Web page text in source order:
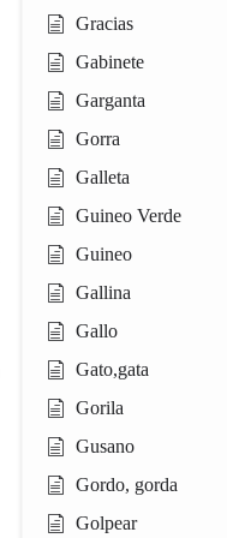
Gracias
Gabinete
Garganta
Gorra
Galleta
Guineo Verde
Guineo
Gallina
Gallo
Gato,gata
Gorila
Gusano
Gordo, gorda
Golpear